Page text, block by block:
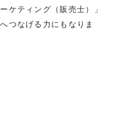
ケティング（販売士）」
つなげる力にもなりま